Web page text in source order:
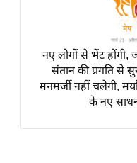
त्योहार
राशिफल
विशेष
नए लोगों से भेंट होंगी,
संतान की प्रगति से
मनमर्जी नहीं चलेगी,
के नए